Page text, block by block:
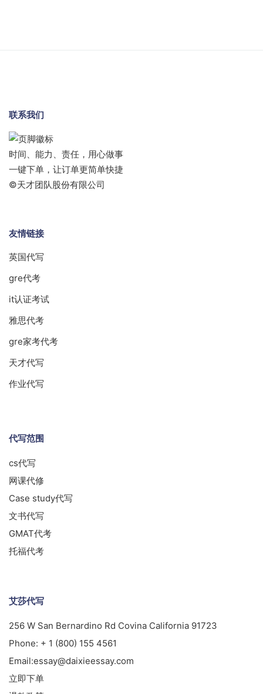
联系我们
时间、能力、责任，用心做事
一键下单，让订单更简单快捷
©天才团队股份有限公司
友情链接
英国代写
gre代考
it认证考试
雅思代考
gre家考代考
天才代写
作业代写
代写范围
cs代写
网课代修
Case study代写
文书代写
GMAT代考
托福代考
艾莎代写
256 W San Bernardino Rd Covina California 91723
Phone: + 1 (800) 155 4561
Email:essay@daixieessay.com
立即下单